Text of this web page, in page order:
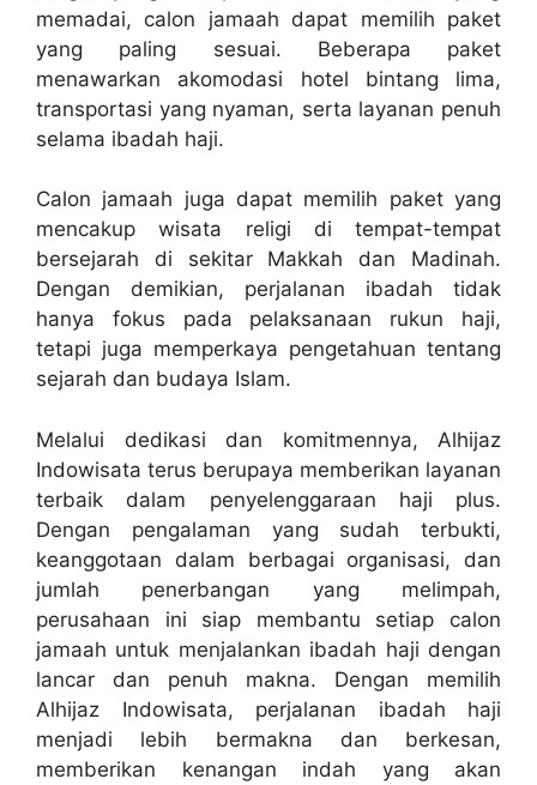
memadai, calon jamaah dapat memilih paket
yang paling sesuai. Beberapa paket
menawarkan akomodasi hotel bintang lima,
transportasi yang nyaman, serta layanan penuh
selama ibadah haji.
Calon jamaah juga dapat memilih paket yang
mencakup wisata religi di tempat-tempat
bersejarah di sekitar Makkah dan Madinah.
Dengan demikian, perjalanan ibadah tidak
hanya fokus pada pelaksanaan rukun haji,
tetapi juga memperkaya pengetahuan tentang
sejarah dan budaya Islam.
Melalui dedikasi dan komitmennya, Alhijaz
Indowisata terus berupaya memberikan layanan
terbaik dalam penyelenggaraan haji plus.
Dengan pengalaman yang sudah terbukti,
keanggotaan dalam berbagai organisasi, dan
jumlah penerbangan yang melimpah,
perusahaan ini siap membantu setiap calon
jamaah untuk menjalankan ibadah haji dengan
lancar dan penuh makna. Dengan memilih
Alhijaz Indowisata, perjalanan ibadah haji
menjadi lebih bermakna dan berkesan,
memberikan kenangan indah yang akan